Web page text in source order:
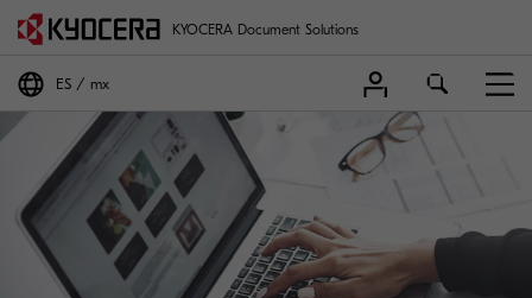
KYOCERA Document Solutions
ES mx